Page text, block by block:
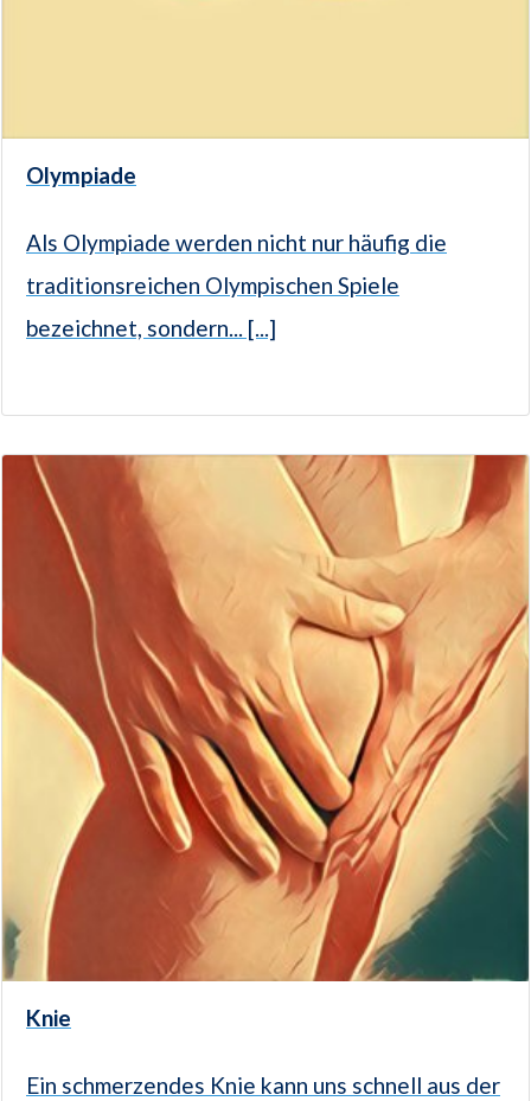
Olympiade
Als Olympiade werden nicht nur häufig die
traditionsreichen Olympischen Spiele
bezeichnet, sondern... [...]
Knie
Ein schmerzendes Knie kann uns schnell aus der